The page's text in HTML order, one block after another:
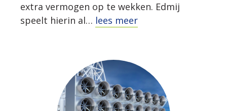
extra vermogen op te wekken. Edmij
speelt hierin al… lees meer